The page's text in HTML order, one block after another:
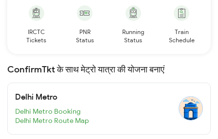
IRCTC
Tickets
PNR
Status
Running
Status
Train
Schedule
ConfirmTkt के साथ मेट्रो यात्रा की योजना बनाएं
Delhi Metro
Delhi Metro Booking
Delhi Metro Route Map